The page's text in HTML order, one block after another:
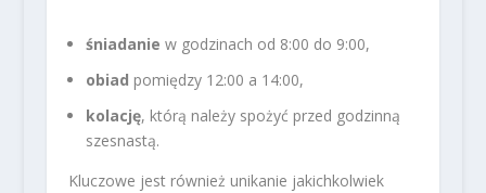
śniadanie w godzinach od 8:00 do 9:00,
obiad pomiędzy 12:00 a 14:00,
kolację, którą należy spożyć przed godzinną
szesnastą.
Kluczowe jest również unikanie jakichkolwiek